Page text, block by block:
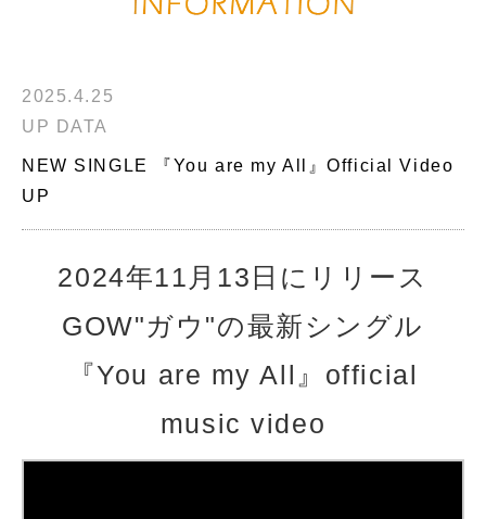
2025.4.25
UP DATA
NEW SINGLE 『You are my All』Official Video
UP
2024年11月13日にリリース
GOW"ガウ"の最新シングル
『You are my All』official
music video